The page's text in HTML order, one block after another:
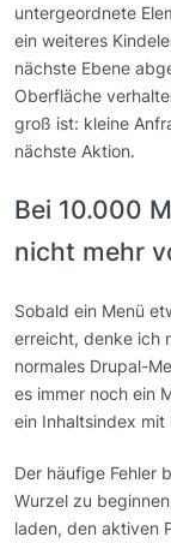
untergeordnete
ein weiteres
nächste Ebene
Oberfläche
groß ist: kleine
nächste Aktion.
Bei 10.000
nicht mehr
Sobald ein Menü
erreicht, denke ich
normales Drupal-
es immer noch ein
ein Inhaltsindex mit
Der häufige Fehler
Wurzel zu
laden, den aktiven